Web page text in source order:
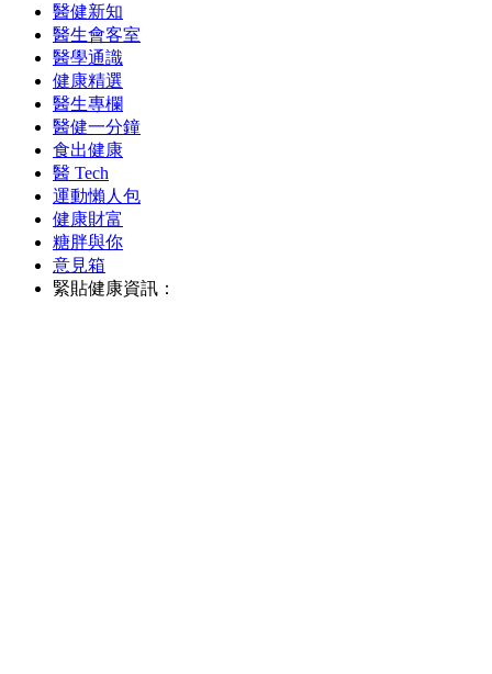
醫健新知
醫生會客室
醫學通識
健康精選
醫生專欄
醫健一分鐘
食出健康
醫 Tech
運動懶人包
健康財富
糖胖與你
意見箱
緊貼健康資訊：